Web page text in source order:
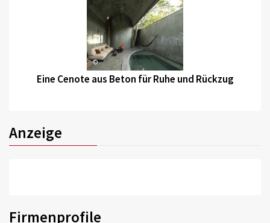
©
Eine Cenote aus Beton für Ruhe und Rückzug
Anzeige
Firmenprofile